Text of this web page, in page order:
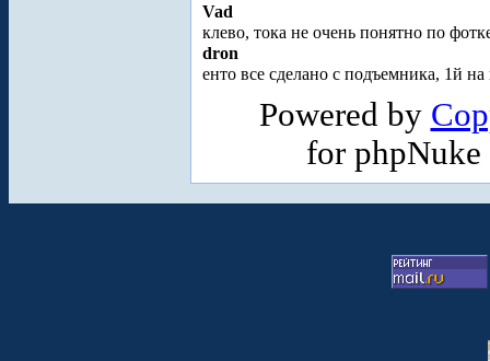
Vad
клево, тока не очень понятно по
dron
енто все сделано с подъемника, 1й
Powered by
for